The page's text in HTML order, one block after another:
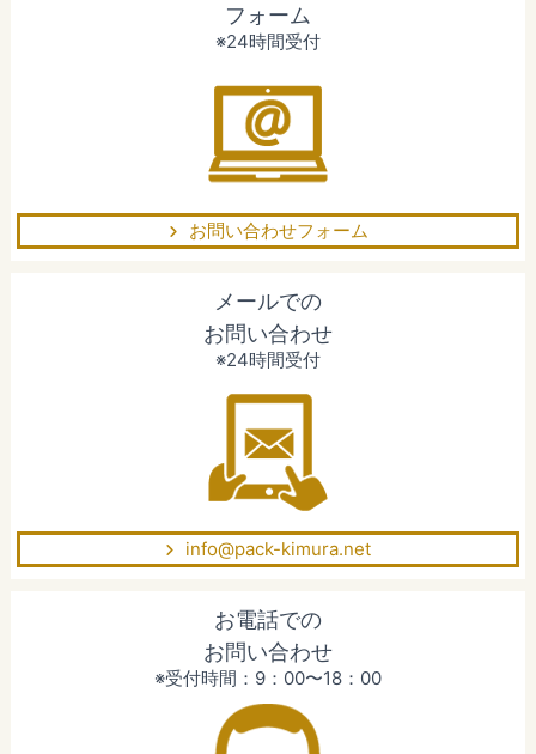
フォーム
※24時間受付
お問い合わせフォーム
メールでの
お問い合わせ
※24時間受付
info@pack-kimura.net
お電話での
お問い合わせ
※受付時間：9：00〜18：00